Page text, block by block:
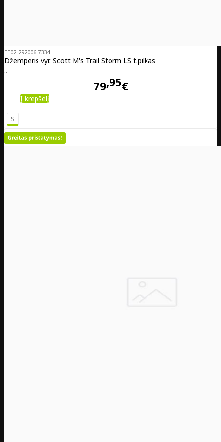
EE02-292006-7334
Džemperis vyr. Scott M's Trail Storm LS t.pilkas
..
79 95€
Į krepšelį
S